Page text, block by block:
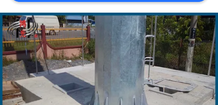
NOTÍCIA
PEÇA
UMAS
CITAÇÕES